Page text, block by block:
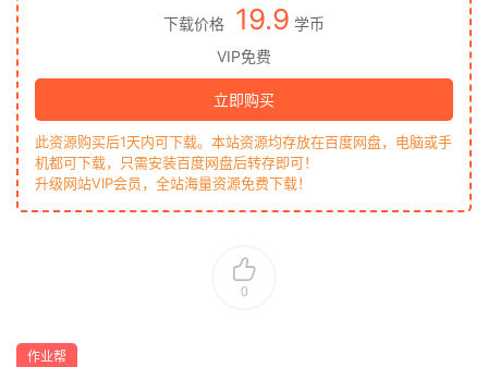
下载价格 19.9 学币
VIP免费
立即购买
此资源购买后1天内可下载。本站资源均存放在百度网盘，电脑或手
机都可下载，只需安装百度网盘后转存即可！
升级网站VIP会员，全站海量资源免费下载！
0
作业帮